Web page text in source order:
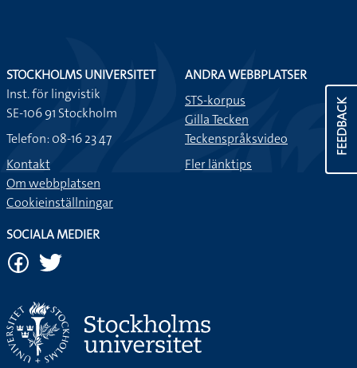
FEEDBACK
STOCKHOLMS UNIVERSITET
Inst. för lingvistik
SE-106 91 Stockholm
Telefon: 08-16 23 47
Kontakt
Om webbplatsen
Cookieinställningar
ANDRA WEBBPLATSER
STS-korpus
Gilla Tecken
Teckenspråksvideo
Fler länktips
SOCIALA MEDIER